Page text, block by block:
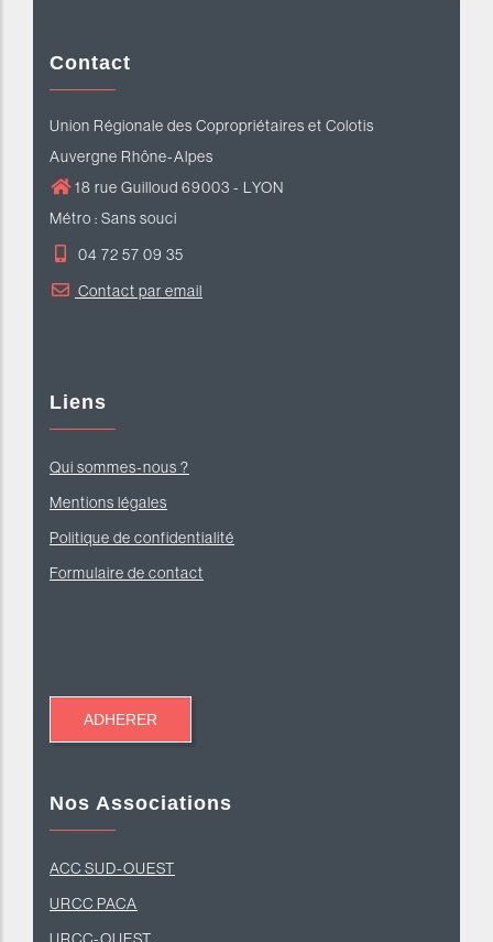
Contact
Union Régionale des Copropriétaires et Colotis
Auvergne Rhône-Alpes
18 rue Guilloud 69003 - LYON
Métro : Sans souci
04 72 57 09 35
Contact par email
Liens
Qui sommes-nous ?
Mentions légales
Politique de confidentialité
Formulaire de contact
Nos Associations
ACC SUD-OUEST
URCC PACA